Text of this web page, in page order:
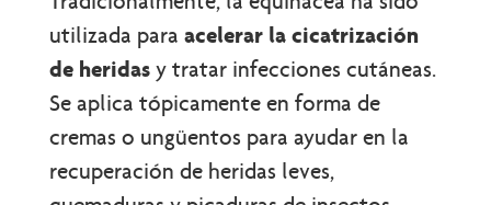
utilizada para acelerar la cicatrización
de heridasy tratar infecciones cutáneas.
Se aplica tópicamente en forma de
cremas o ungüentos para ayudar en la
recuperación de heridas leves,